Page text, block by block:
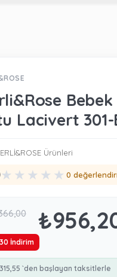
Lacivert 301-
Ürünleri
★ ★ ★ ★ ★ 0
30 İndirim
`den başlayan taksitlerle